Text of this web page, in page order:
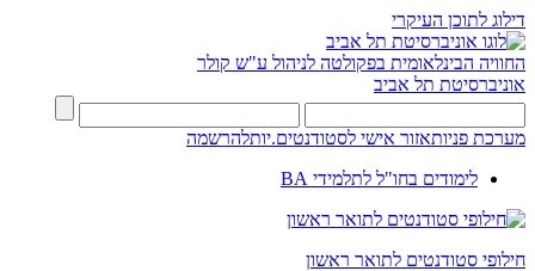
דילוג לתוכן העיקרי
החוויה הבינלאומית בפקולטה לניהול ע"ש קולר
אוניברסיטת תל אביב
מערכת פניותאזור אישי לסטודנטים.יותלהרשמה
לימודים בחו"ל לתלמידי BA
חילופי סטודנטים לתואר ראשון